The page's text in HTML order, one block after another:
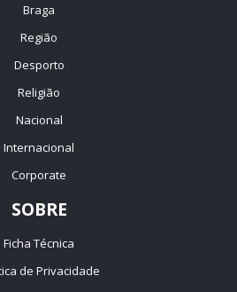
Braga
Região
Desporto
Religião
Nacional
Internacional
Corporate
SOBRE
Ficha Técnica
de Privacidade